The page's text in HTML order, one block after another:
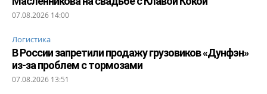
07.08.2026 14:00
Логистика
В России запретили продажу грузовиков «Дунфэн»
из-за проблем с тормозами
07.08.2026 13:51